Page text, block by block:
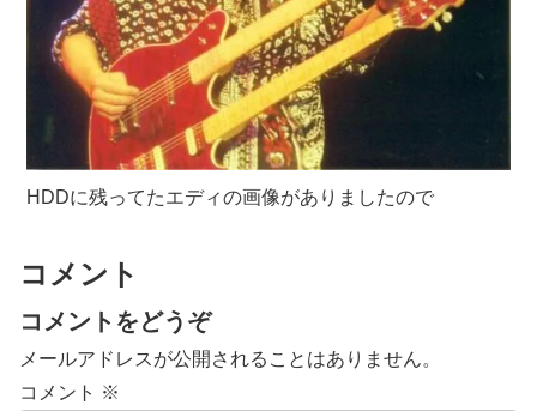
HDDに残ってたエディの画像がありましたので
コメント
コメントをどうぞ
メールアドレスが公開されることはありません。
コメント ※